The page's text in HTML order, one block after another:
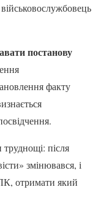
постанову
факту
після
змінювався, і
отримати який